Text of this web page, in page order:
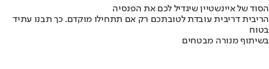
הסוד של איינשטיין שיגדיל לכם את הפנסיה
הריבית דריבית עובדת לטובתכם רק אם תתחילו מוקדם. כך תבנו עתיד
בטוח
בשיתוף מנורה מבטחים